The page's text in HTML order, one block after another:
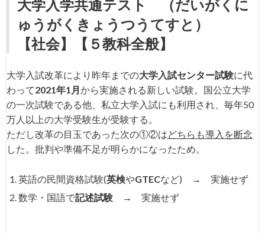
大学入学共通テスト
（だいがくに
ゅうがくきょうつうてすと）
【社会】【５教科全般】
大学入試改革により昨年までの大学入試センター試験に代
わって2021年1月 から実施される新しい試験。国公立大学
の一次試験である他、私立大学入試にも利用され、毎年50
万人以上の大学受験生が受験する。
ただし改革の目玉であった次の①②はどちらも導入を断念
した。批判や準備不足が明らかになったため。
英語の民間資格試験(英検やGTECなど) → 実施せず
数学・国語で記述試験 → 実施せず